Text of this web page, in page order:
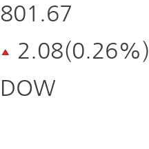
801.67
2.08(0.26%)
DOW